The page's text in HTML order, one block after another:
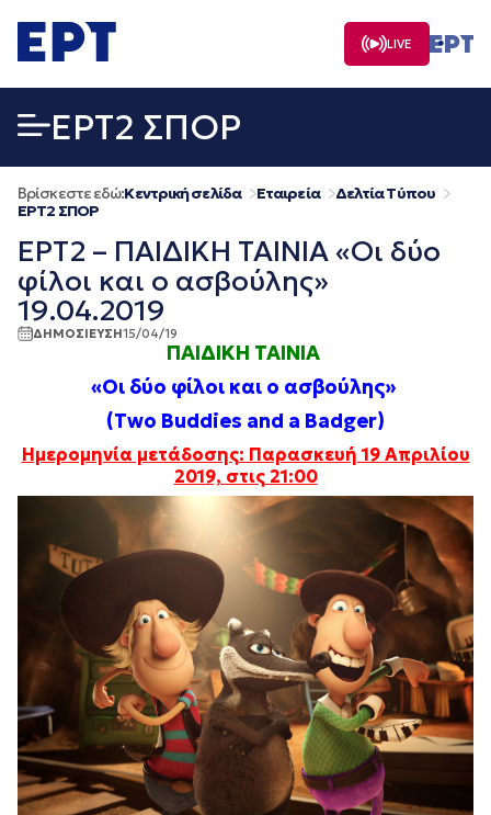
σε
περιεχόμενο
LIVE
EΡΤ2 ΣΠΟΡ
Βρίσκεστε εδώ:Κεντρική σελίδα Εταιρεία
Δελτία Τύπου
EΡΤ2 ΣΠΟΡ
ΕΡΤ2 – ΠΑΙΔΙΚΗ ΤΑΙΝΙΑ «Οι δύο
φίλοι και ο ασβούλης»
19.04.2019
ΔΗΜΟΣΙΕΥΣΗ15/04/19
ΠΑΙΔΙΚΗ ΤΑΙΝΙΑ
«Οι δύο φίλοι και ο ασβούλης»
(Two Buddies and a Badger)
Ημερομηνία μετάδοσης: Παρασκευή 19 Απριλίου
2019, στις 21:00